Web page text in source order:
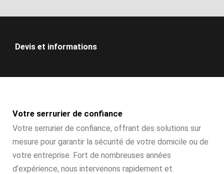
Devis et informations
Votre serrurier de confiance
Votre serrurier de confiance, offrant des solutions sur
mesure pour garantir la sécurité de votre domicile ou de
votre entreprise. Fort de nombreuses années
d’expérience, nous intervenons rapidement et